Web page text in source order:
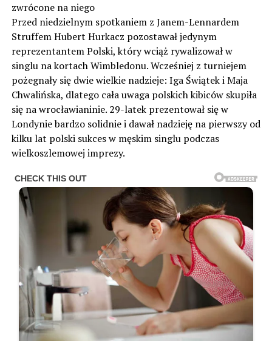
zwrócone na niego
Przed niedzielnym spotkaniem z Janem-Lennardem
Struffem Hubert Hurkacz pozostawał jedynym
reprezentantem Polski, który wciąż rywalizował w
singlu na kortach Wimbledonu. Wcześniej z turniejem
pożegnały się dwie wielkie nadzieje: Iga Świątek i Maja
Chwalińska, dlatego cała uwaga polskich kibiców skupiła
się na wrocławianinie. 29-latek prezentował się w
Londynie bardzo solidnie i dawał nadzieję na pierwszy od
kilku lat polski sukces w męskim singlu podczas
wielkoszlemowej imprezy.